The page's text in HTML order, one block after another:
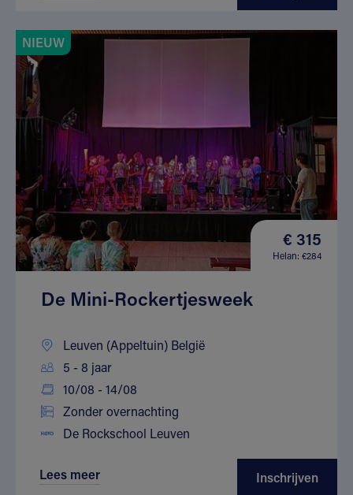
NIEUW
€ 315
Helan: €284
De Mini-Rockertjesweek
Leuven (Appeltuin) België
5 - 8 jaar
10/08 - 14/08
Zonder overnachting
De Rockschool Leuven
Lees meer Inschrijven